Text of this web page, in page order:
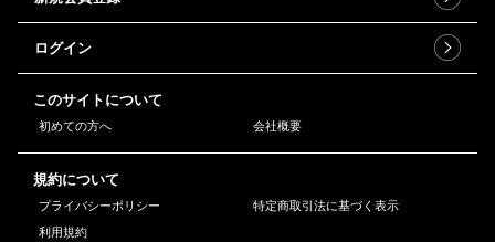
ログイン
このサイトについて
初めての方へ 会社概要
規約について
プライバシーポリシー
特定商取引法に基づく表示
利用規約